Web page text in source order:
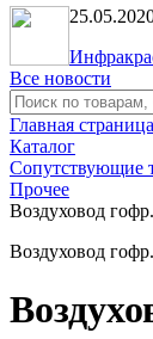
Все новости
Главная страница
Каталог
Сопутствующие
Прочее
Воздуховод
Воздуховод